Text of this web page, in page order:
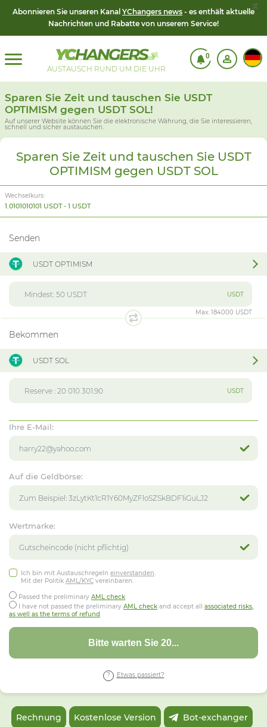
Abonnieren Sie unseren Kanal YChangers news - es enthält aktuelle
Nachrichten und Rabatte von unserem Service!
x
AUSTAUSCH RUND UM DIE UHR
0
Sparen Sie Zeit und tauschen Sie USDT
OPTIMISM gegen USDT SOL!
Auf unserer Website können Sie die elektronische Währung, die Sie interessieren,
schnell und sicher austauschen.
Sparen Sie Zeit und tauschen Sie USDT
OPTIMISM gegen USDT SOL
Wechselkurs:
1.0101010101 USDT - 1 USDT
Senden
USDT OPTIMISM
USDT
Max: 184000 USDT
Bekommen
USDT SOL
USDT
Ihre E-Mail:
Auf die Geldbörse:
Wertmarke:
Ich bin mit Austauschregeln einverstanden.
Mit der Politik AML/KYC vereinbaren.
Passed the preliminary AML check
I have not passed the preliminary AML check and accept all associated risks,
as well as the terms of refund
Bitte warten Sie 16...
Etwas passiert?
Rechnung Kostenlose Version Bot-exchanger